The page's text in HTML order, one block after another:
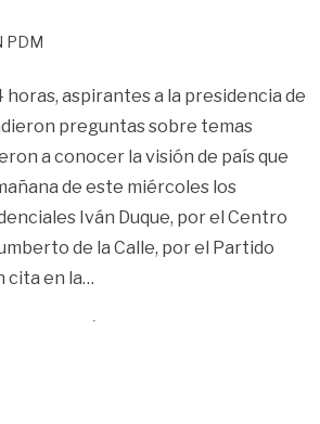
PDM
horas, aspirantes a la presidencia de
preguntas sobre temas
a conocer la visión de país que
de este miércoles los
Iván Duque, por el Centro
de la Calle, por el Partido
cita en la…